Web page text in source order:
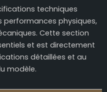
techniques
performances physiques,
Cette section
et est directement
détaillées et au
modèle.